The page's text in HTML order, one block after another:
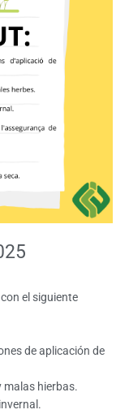
el siguiente
de aplicación de
malas hierbas.